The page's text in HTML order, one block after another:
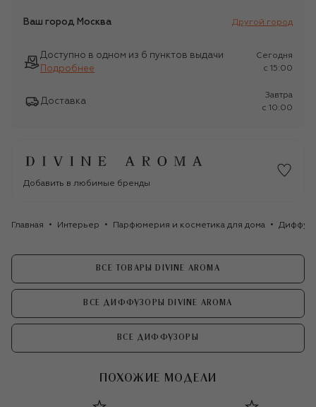
Ваш город Москва Другой город
Доступно в одном из 6 пунктов выдачи
Подробнее
Сегодня
c 15:00
Доставка
Завтра
c 10:00
Добавить в любимые бренды
Главная Интерьер Парфюмерия и косметика для дома
ВСЕ ТОВАРЫ DIVINE AROMA
ВСЕ ДИФФУЗОРЫ DIVINE AROMA
ВСЕ ДИФФУЗОРЫ
ПОХОЖИЕ МОДЕЛИ